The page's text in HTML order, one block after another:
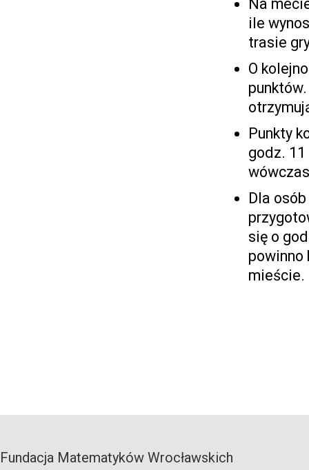
Na
ile
trasie
O
Punkty
godz. 11
Dla
się o
powinno
mieście.
Fundacja Matematyków Wrocławskich